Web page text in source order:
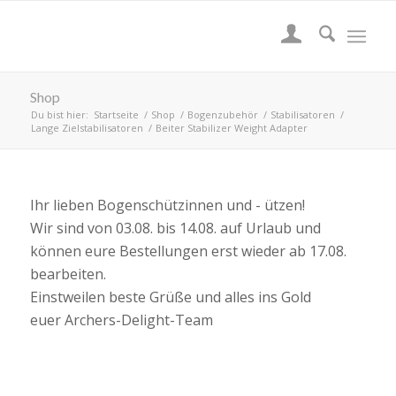
Shop
Du bist hier: Startseite / Shop / Bogenzubehör / Stabilisatoren /
Lange Zielstabilisatoren / Beiter Stabilizer Weight Adapter
Ihr lieben Bogenschützinnen und - ützen!
Wir sind von 03.08. bis 14.08. auf Urlaub und
können eure Bestellungen erst wieder ab 17.08.
bearbeiten.
Einstweilen beste Grüße und alles ins Gold
euer Archers-Delight-Team